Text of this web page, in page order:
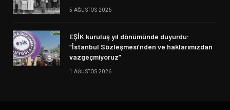
5 AĞUSTOS 2026
EŞİK kuruluş yıl dönümünde duyurdu:
“İstanbul Sözleşmesi’nden ve haklarımızdan
vazgeçmiyoruz”
1 AĞUSTOS 2026